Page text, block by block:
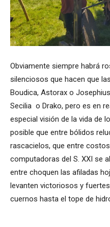
Obviamente siempre habrá
silenciosos que hacen que
Boudica, Astorax o
Secilia o Drako, pero es en
especial visión de la vida de
posible que entre bólidos
rascacielos, que entre
computadoras del S. XXI se
entre choquen las afiladas
levanten victoriosos y
cuernos hasta el tope de